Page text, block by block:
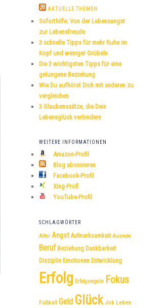
h
n
AKTUELLE THEMEN
Soforthilfe: Von der Lebensangst
zur Lebensfreude
3 schnelle Tipps für mehr Ruhe im
Kopf und weniger Grübeln
Die 3 wichtigsten Tipps für eine
gelungene Beziehung
Wie Du aufhörst Dich mit anderen zu
vergleichen
3 Glaubenssätze, die Dein
Lebensglück verhindern
WEITERE INFORMATIONEN
Amazon-Profil
Blog abonnieren
Facebook-Profil
Xing-Profl
YouTube-Profil
SCHLAGWÖRTER
Alter Angst Aufmerksamkeit Ausrede
Beruf Beziehung Dankbarkeit
Disziplin Emotionen Entwicklung
Erfolg Erfolgsregeln Fokus
Fußball Geld Glück Job Leben